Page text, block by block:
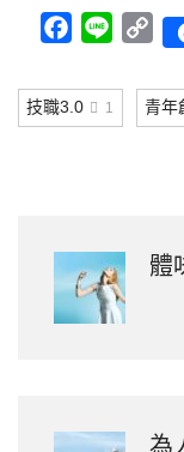
Line
技職3.0 1 青年
體
為